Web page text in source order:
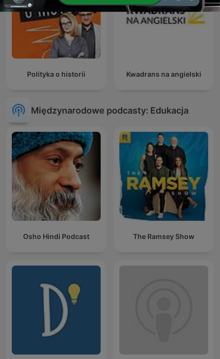
Polityka o historii Kwadrans na angielski
Międzynarodowe podcasty: Edukacja
Osho Hindi Podcast The Ramsey Show